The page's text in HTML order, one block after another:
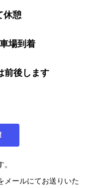
憩
場到着
前後します
メールにてお送りいた